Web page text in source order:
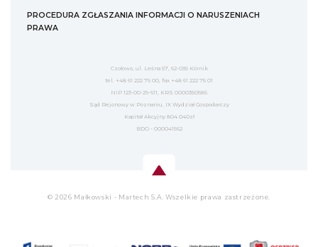
PROCEDURA ZGŁASZANIA INFORMACJI O NARUSZENIACH
PRAWA
Czołowo, ul. Leśna 57, 62-035 Kórnik
tel. +48 61 222 75 00, fax +48 61 222 75 01
NIP 123-00-29-611, KRS 0000350585
Sąd Rejonowy w Poznaniu, IX Wydział Gospodarczy
Kapitał Akcyjny 804 040zł
BDO - 000041562
© 2026 Małkowski - Martech S.A. Wszelkie prawa zastrzeżone.